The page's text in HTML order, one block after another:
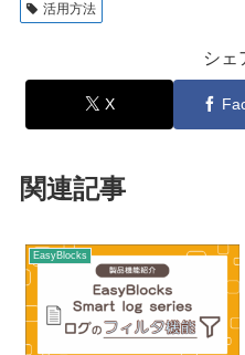
活用方法
シェ
X
関連記事
EasyBlocks